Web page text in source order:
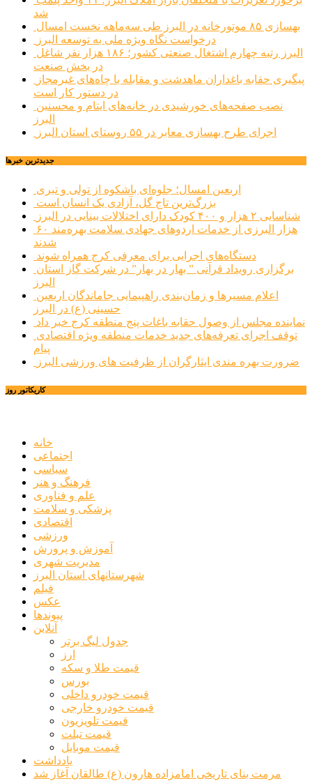
شد
بهسازی ۸۵ موتورخانه در البرز طی سه‌ماهه نخست امسال
درخواست نگاه ویژه ملی به توسعه البرز
در بخش صنعت
در دستور کار است
البرز
اجرای طرح بهسازی معابر در ۵۵ روستای استان البرز
جديدترين خبرها
اربعین امسال؛ جلوه‌ای باشکوه از تولی و تبری
بزرگ‌ترین تاج گل، آزادی یک انسان است
شناسایی ۲ هزار و ۴۰۰ کودک دارای اختلالات بینایی در البرز
۶۰ هزار البرزی از خدمات اردوهای جهادی سلامت بهره‌مند
شدند
دستگاه‌های اجرایی برای معرفی کرج همراه شوند
البرز
حسینی (ع) در البرز
نماینده مجلس از وصول حقابه باغات پنج منطقه کرج خبر داد
پیام
ضرورت بهره مندی ایثارگران از ظرفیت های ورزشی البرز
کاریکاتور روز
خانه
اجتماعی
سیاسی
فرهنگ و هنر
علم و فناوری
پزشکی و سلامت
اقتصادی
ورزشی
آموزش و پرورش
مدیریت شهری
شهرستانهای استان البرز
فیلم
عکس
پیوندها
آنلاین
جدول لیگ برتر
ارز
قیمت طلا و سکه
بورس
قیمت خودرو داخلی
قیمت خودرو خارجی
قیمت تلویزیون
قیمت تبلت
قیمت موبایل
یادداشت
مرمت بنای تاریخی امامزاده هارون (ع) طالقان آغاز شد